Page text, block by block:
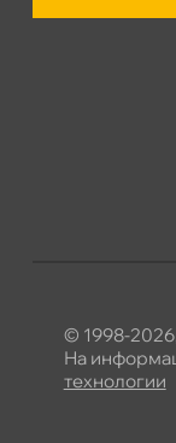
© 1998-
На
технологии